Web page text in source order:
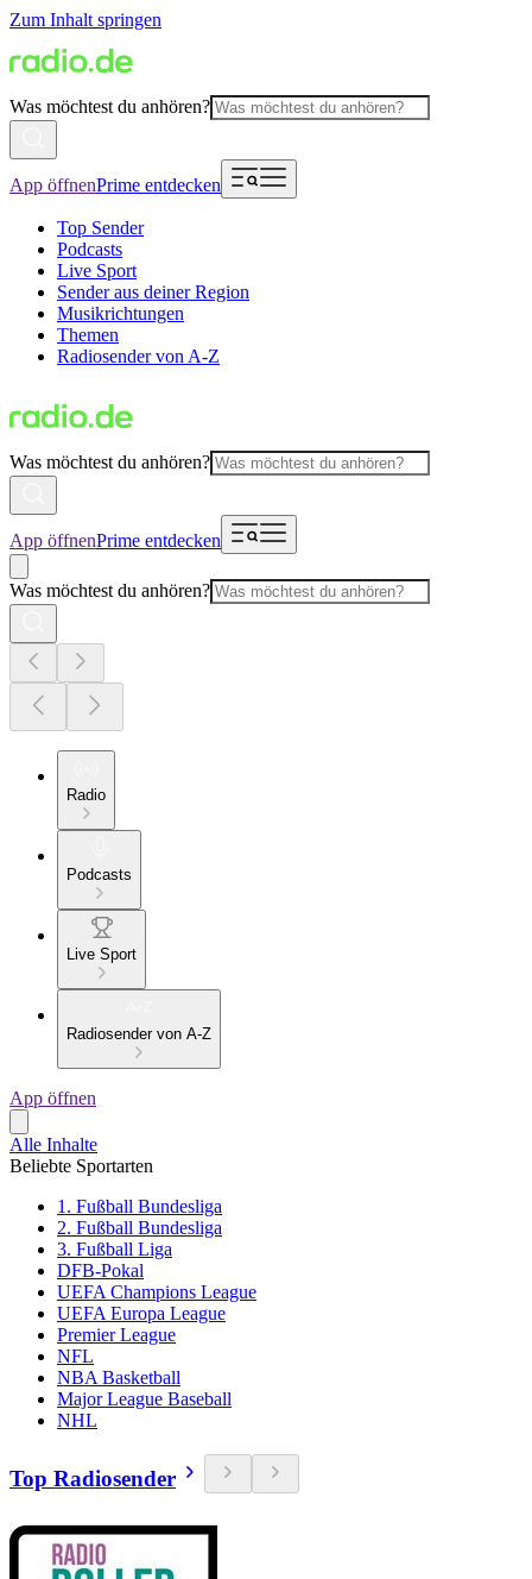
Zum Inhalt springen
Was möchtest du anhören?
App öffnenPrime entdecken
Top Sender
Podcasts
Live Sport
Sender aus deiner Region
Musikrichtungen
Themen
Radiosender von A-Z
Was möchtest du anhören?
App öffnenPrime entdecken
Was möchtest du anhören?
Radio
Podcasts
Live Sport
Radiosender von A-Z
App öffnen
Alle Inhalte
Beliebte Sportarten
1. Fußball Bundesliga
2. Fußball Bundesliga
3. Fußball Liga
DFB-Pokal
UEFA Champions League
UEFA Europa League
Premier League
NFL
NBA Basketball
Major League Baseball
NHL
Top Radiosender